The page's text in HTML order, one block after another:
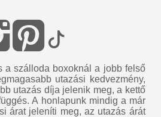
a szálloda boxoknál a jobb felső
utazási kedvezmény,
utazás díja jelenik meg, a kettő
A honlapunk mindig a már
árat jeleníti meg, az utazás árát